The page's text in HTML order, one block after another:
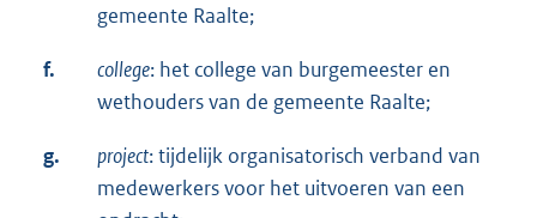
gemeente Raalte;
f. college: het college van burgemeester en
wethouders van de gemeente Raalte;
g. project: tijdelijk organisatorisch verband van
medewerkers voor het uitvoeren van een